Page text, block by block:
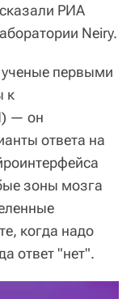
РИА
Neiry.
ученые первыми
к
— он
ответа на
зоны мозга
когда надо
ответ "нет".